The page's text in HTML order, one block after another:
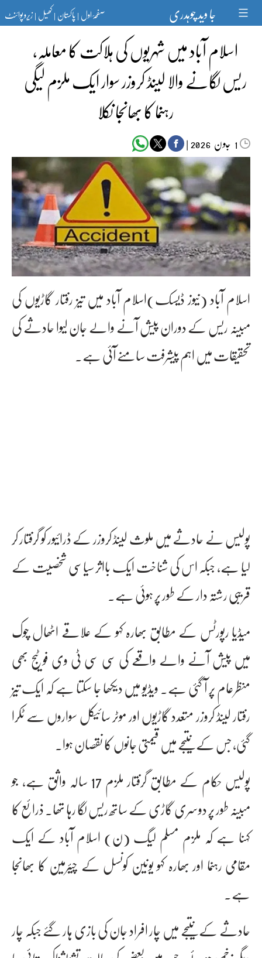
content جا وید چوہدری صفحۂ اول|پاکستان|کھیل|زیرو پوائنٹ
اسلام آباد میں شہریوں کی ہلاکت کا معاملہ،
ریس لگانے والا لینڈ کروزر سوار ایک ملزم لیگی
رہنما کا بھانجا نکلا
1 جون‬‮ |
اسلام آباد (نیوز ڈیسک)اسلام آباد میں تیز رفتار گاڑیوں کی
مبینہ ریس کے دوران پیش آنے والے جان لیوا حادثے کی
تحقیقات میں اہم پیشرفت سامنے آئی ہے۔
پولیس نے حادثے میں ملوث لینڈ کروزر کے ڈرائیور کو گرفتار کر
لیا ہے، جبکہ اس کی شناخت ایک بااثر سیاسی شخصیت کے
قریبی رشتہ دار کے طور پر ہوئی ہے۔
میڈیا رپورٹس کے مطابق بھارہ کہو کے علاقے اٹھال چوک
میں پیش آنے والے واقعے کی سی سی ٹی وی فوٹیج بھی
منظرعام پر آ گئی ہے۔ ویڈیو میں دیکھا جا سکتا ہے کہ ایک تیز
رفتار لینڈ کروزر متعدد گاڑیوں اور موٹر سائیکل سواروں سے ٹکرا
گئی، جس کے نتیجے میں قیمتی جانوں کا نقصان ہوا۔
پولیس حکام کے مطابق گرفتار ملزم 17 سالہ واثق ہے، جو
مبینہ طور پر دوسری گاڑی کے ساتھ ریس لگا رہا تھا۔ ذرائع کا
کہنا ہے کہ ملزم مسلم لیگ (ن) اسلام آباد کے ایک
مقامی رہنما اور بھارہ کہو یونین کونسل کے چیئرمین کا بھانجا
ہے۔
حادثے کے نتیجے میں چار افراد جان کی بازی ہار گئے جبکہ چار